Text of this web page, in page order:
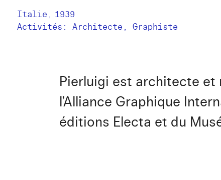
Italie , 1939
Activités: Architecte Graphiste
Pierluigi est architecte
l’Alliance Graphique
éditions Electa et du